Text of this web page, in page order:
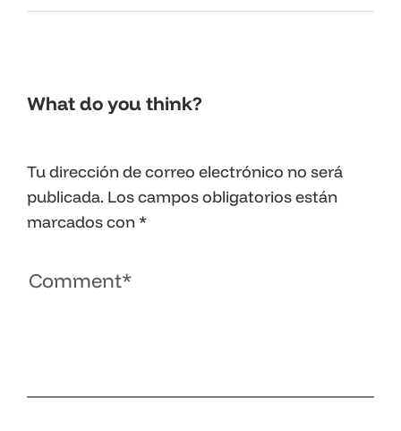
What do you think?
Tu dirección de correo electrónico no será
publicada. Los campos obligatorios están
marcados con *